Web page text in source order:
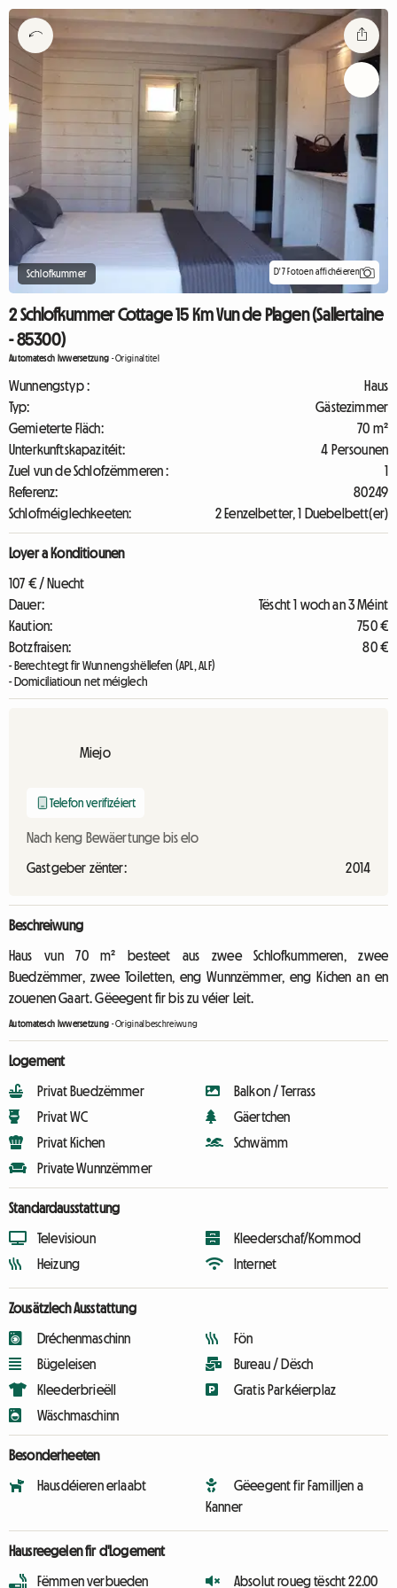
Schlofkummer D'7 Fotoen affichéieren
2 Schlofkummer Cottage 15 Km Vun de Plagen (Sallertaine
- 85300)
Automatesch Iwwersetzung -Originaltitel
Wunnengstyp :
Haus
Typ:
Gästezimmer
Gemieterte Fläch:
70 m²
Unterkunftskapazitéit:
4 Persounen
Zuel vun de Schlofzëmmeren :
1
Referenz:
80249
Schlofméiglechkeeten:
2 Eenzelbetter, 1 Duebelbett(er)
Loyer a Konditiounen
107 € / Nuecht
Dauer:
Tëscht 1 woch an 3 Méint
Kaution:
750 €
Botzfraisen:
80 €
- Berechtegt fir Wunnengshëllefen (APL, ALF)
- Domiciliatioun net méiglech
Miejo
Telefon verifizéiert
Nach keng Bewäertunge bis elo
Gastgeber zënter: 2014
Beschreiwung
Haus vun 70 m² besteet aus zwee Schlofkummeren, zwee
Buedzëmmer, zwee Toiletten, eng Wunnzëmmer, eng Kichen an en
zouenen Gaart. Gëeegent fir bis zu véier Leit.
Automatesch Iwwersetzung -Originalbeschreiwung
Logement
Privat Buedzëmmer
Privat WC
Privat Kichen
Private Wunnzëmmer
Balkon / Terrass
Gäertchen
Schwämm
Standardausstattung
Televisioun
Heizung
Kleederschaf/Kommod
Internet
Zousätzlech Ausstattung
Dréchenmaschinn
Bügeleisen
Kleederbrieëll
Wäschmaschinn
Fön
Bureau / Dësch
Gratis Parkéierplaz
Besonderheeten
Hausdéieren erlaabt
Gëeegent fir Familljen a
Kanner
Hausreegelen fir d'Logement
Fëmmen verbueden Absolut roueg tëscht 22.00